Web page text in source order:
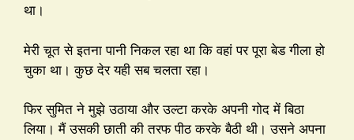
था।
मेरी चूत से इतना पानी निकल रहा था कि वहां पर पूरा बेड गीला हो
चुका था। कुछ देर यही सब चलता रहा।
फिर सुमित ने मुझे उठाया और उल्टा करके अपनी गोद में बिठा
लिया। मैं उसकी छाती की तरफ पीठ करके बैठी थी। उसने अपना